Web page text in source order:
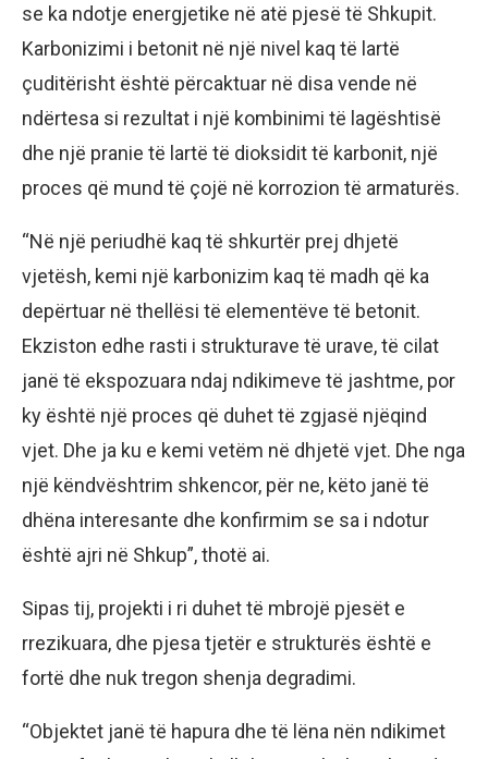
se ka ndotje energjetike në atë pjesë të Shkupit.
Karbonizimi i betonit në një nivel kaq të lartë
çuditërisht është përcaktuar në disa vende në
ndërtesa si rezultat i një kombinimi të lagështisë
dhe një pranie të lartë të dioksidit të karbonit, një
proces që mund të çojë në korrozion të armaturës.
“Në një periudhë kaq të shkurtër prej dhjetë
vjetësh, kemi një karbonizim kaq të madh që ka
depërtuar në thellësi të elementëve të betonit.
Ekziston edhe rasti i strukturave të urave, të cilat
janë të ekspozuara ndaj ndikimeve të jashtme, por
ky është një proces që duhet të zgjasë njëqind
vjet. Dhe ja ku e kemi vetëm në dhjetë vjet. Dhe nga
një këndvështrim shkencor, për ne, këto janë të
dhëna interesante dhe konfirmim se sa i ndotur
është ajri në Shkup”, thotë ai.
Sipas tij, projekti i ri duhet të mbrojë pjesët e
rrezikuara, dhe pjesa tjetër e strukturës është e
fortë dhe nuk tregon shenja degradimi.
“Objektet janë të hapura dhe të lëna nën ndikimet